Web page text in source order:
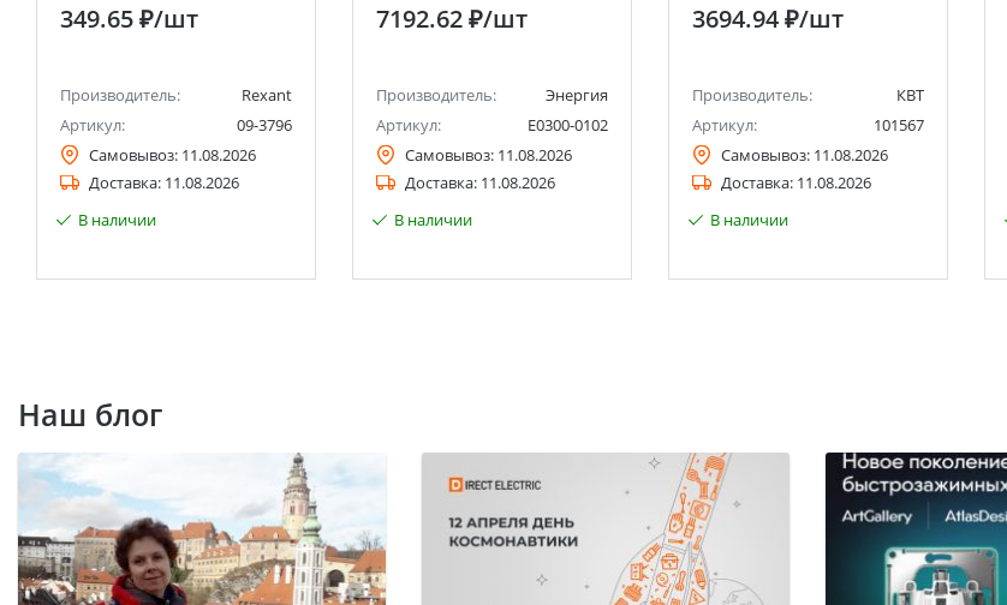
349.65 ₽/шт
Производитель:
Rexant
Артикул:
09-3796
Самовывоз: 11.08.2026
Доставка: 11.08.2026
В наличии
7192.62 ₽/шт
Производитель:
Энергия
Артикул:
Е0300-0102
Самовывоз: 11.08.2026
Доставка: 11.08.2026
В наличии
3694.94 ₽/шт
Производитель:
КВТ
Артикул:
101567
Самовывоз: 11.08.2026
Доставка: 11.08.2026
В наличии
Наш блог